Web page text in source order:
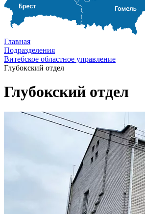
Главная
Подразделения
Витебское областное управление
Глубокский отдел
Глубокский отдел